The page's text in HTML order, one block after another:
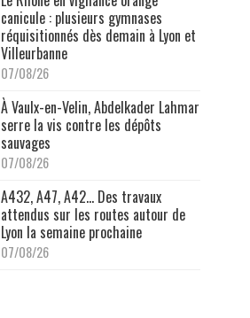
canicule : plusieurs gymnases
réquisitionnés dès demain à Lyon et
Villeurbanne
07/08/26
À Vaulx-en-Velin, Abdelkader Lahmar
serre la vis contre les dépôts
sauvages
07/08/26
A432, A47, A42… Des travaux
attendus sur les routes autour de
Lyon la semaine prochaine
07/08/26